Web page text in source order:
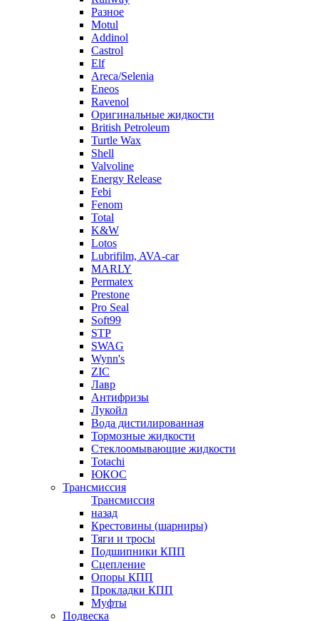
Разное
Motul
Addinol
Castrol
Elf
Areca/Selenia
Eneos
Ravenol
Оригинальные жидкости
British Petroleum
Turtle Wax
Shell
Valvoline
Energy Release
Febi
Fenom
Total
K&W
Lotos
Lubrifilm, AVA-car
MARLY
Permatex
Prestone
Pro Seal
Soft99
STP
SWAG
Wynn's
ZIC
Лавр
Антифризы
Лукойл
Вода дистилированная
Тормозные жидкости
Стеклоомывающие жидкости
Totachi
ЮКОС
Трансмиссия
Трансмиссия
назад
Крестовины (шарниры)
Тяги и тросы
Подшипники КПП
Сцепление
Опоры КПП
Прокладки КПП
Муфты
Подвеска